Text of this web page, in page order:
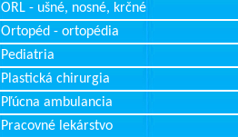
ORL - ušné, nosné, krčné
Ortopéd - ortopédia
Pediatria
Plastická chirurgia
Pľúcna ambulancia
Pracovné lekárstvo